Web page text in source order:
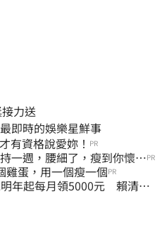
力送
即時的娛樂星鮮事
有資格說愛妳！ PR
一週，腰細了，瘦到你懷疑PR
雞蛋，用一個瘦一個PR
年起每月領5000元 賴清